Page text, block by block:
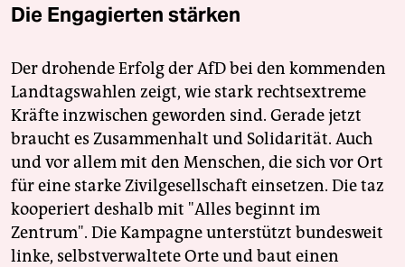
Die Engagierten stärken
Der drohende Erfolg der AfD bei den kommenden
Landtagswahlen zeigt, wie stark rechtsextreme
Kräfte inzwischen geworden sind. Gerade jetzt
braucht es Zusammenhalt und Solidarität. Auch
und vor allem mit den Menschen, die sich vor Ort
für eine starke Zivilgesellschaft einsetzen. Die taz
kooperiert deshalb mit "Alles beginnt im
Zentrum". Die Kampagne unterstützt bundesweit
linke, selbstverwaltete Orte und baut einen